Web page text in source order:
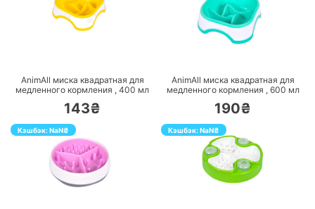
AnimAll миска квадратная для
медленного кормления , 400 мл
143₴
AnimAll миска квадратная для
медленного кормления , 600 мл
190₴
Кэшбэк:NaN₴ Кэшбэк:NaN₴